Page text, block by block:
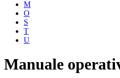
M
O
S
T
U
Manuale